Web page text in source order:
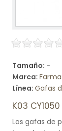
Tamaño: -
Marca:
Línea: Gafas
K03 CY1050
Las gafas de